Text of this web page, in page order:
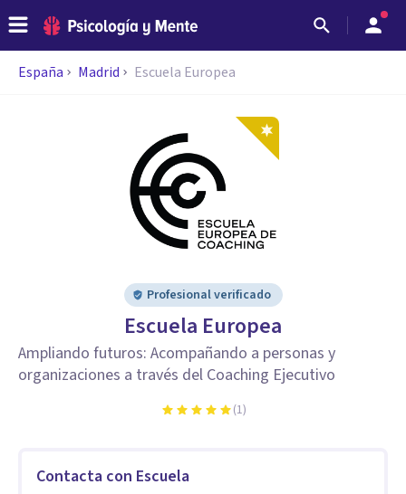
España Madrid Escuela Europea
Profesional verificado
Escuela Europea
Ampliando futuros: Acompañando a personas y
organizaciones a través del Coaching Ejecutivo
(1)
Contacta con Escuela